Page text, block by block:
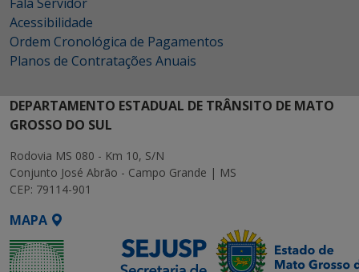
Acessibilidade
Ordem Cronológica de Pagamentos
Planos de Contratações Anuais
DEPARTAMENTO ESTADUAL DE TRÂNSITO DE MATO
GROSSO DO SUL
Rodovia MS 080 - Km 10, S/N
Conjunto José Abrão - Campo Grande | MS
CEP: 79114-901
MAPA